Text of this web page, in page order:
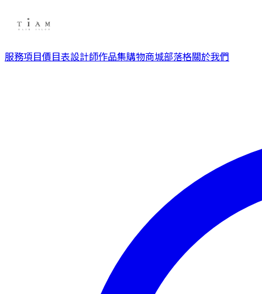
服務項目價目表設計師作品集購物商城部落格關於我們